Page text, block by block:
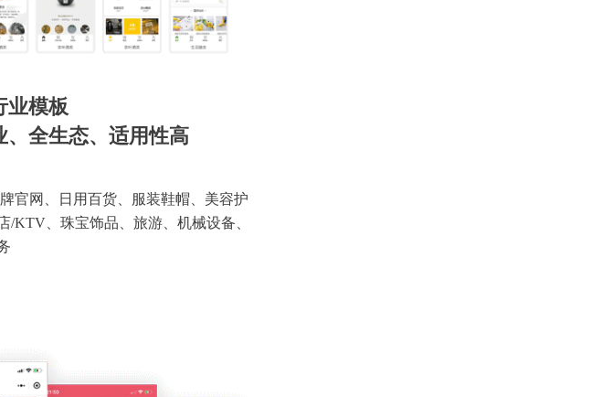
业模板
、全生态、适用性高
官网、日用百货、服装鞋帽、美容护
/KTV、珠宝饰品、旅游、机械设备、